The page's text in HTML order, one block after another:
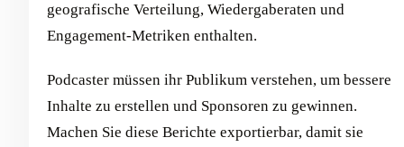
geografische Verteilung, Wiedergaberaten und
Engagement-Metriken enthalten.
Podcaster müssen ihr Publikum verstehen, um bessere
Inhalte zu erstellen und Sponsoren zu gewinnen.
Machen Sie diese Berichte exportierbar, damit sie